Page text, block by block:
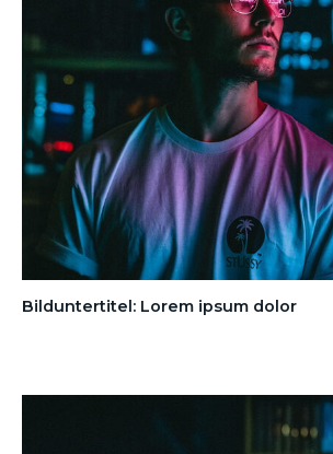
Bilduntertitel: Lorem ipsum dolor